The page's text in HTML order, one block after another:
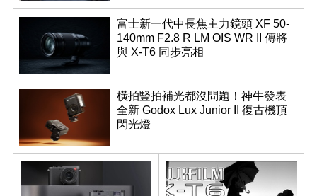
富士新一代中長焦主力鏡頭 XF 50-
140mm F2.8 R LM OIS WR II 傳將
與 X-T6 同步亮相
橫拍豎拍補光都沒問題！神牛發表
全新 Godox Lux Junior II 復古機頂
閃光燈